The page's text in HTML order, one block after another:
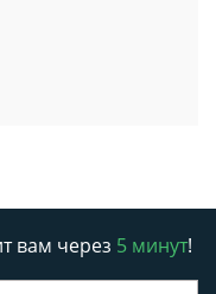
вам через 5 минут!